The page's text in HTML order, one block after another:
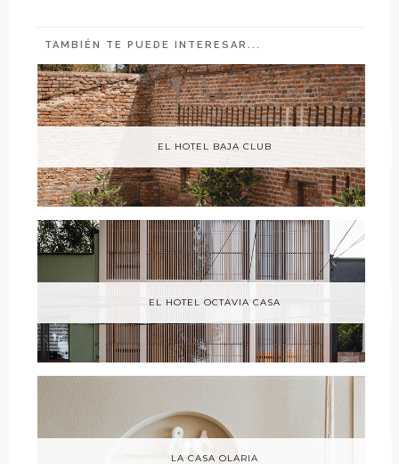
TAMBIÉN TE PUEDE INTERESAR...
EL HOTEL BAJA CLUB
EL HOTEL OCTAVIA CASA
LA CASA OLARIA